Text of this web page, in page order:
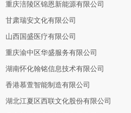
重庆涪陵区锦恩新能源有限公司
甘肃瑞安文化有限公司
山西国盛医疗有限公司
重庆渝中区华盛服务有限公司
湖南怀化翰铭信息技术有限公司
香港慕萱智能制造有限公司
湖北江夏区西联文化股份有限公司